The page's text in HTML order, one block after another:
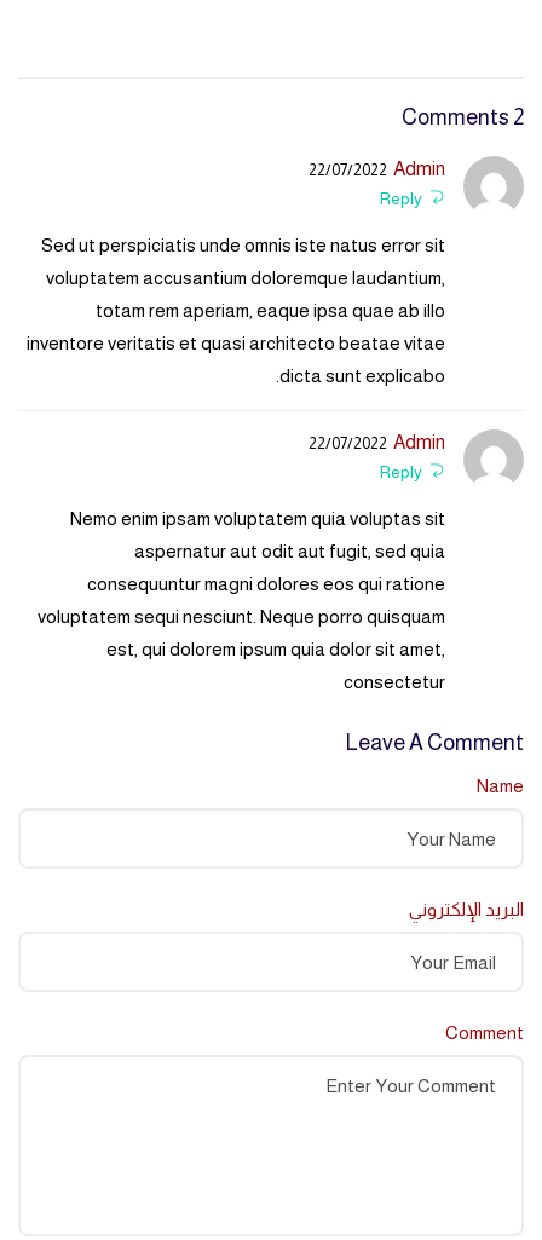
2 Comments
Admin
22/07/2022
Reply
Sed ut perspiciatis unde omnis iste natus error sit
voluptatem accusantium doloremque laudantium,
totam rem aperiam, eaque ipsa quae ab illo
inventore veritatis et quasi architecto beatae vitae
dicta sunt explicabo.
Admin
22/07/2022
Reply
Nemo enim ipsam voluptatem quia voluptas sit
aspernatur aut odit aut fugit, sed quia
consequuntur magni dolores eos qui ratione
voluptatem sequi nesciunt. Neque porro quisquam
est, qui dolorem ipsum quia dolor sit amet,
consectetur
Leave A Comment
Name
البريد الإلكتروني
Comment